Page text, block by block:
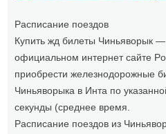
Расписание поездов
Купить жд билеты Чиньяворык
официальном интернет сайте
приобрести железнодорожные
Чиньяворыка в Инта по
секунды (среднее время.
Расписание поездов из